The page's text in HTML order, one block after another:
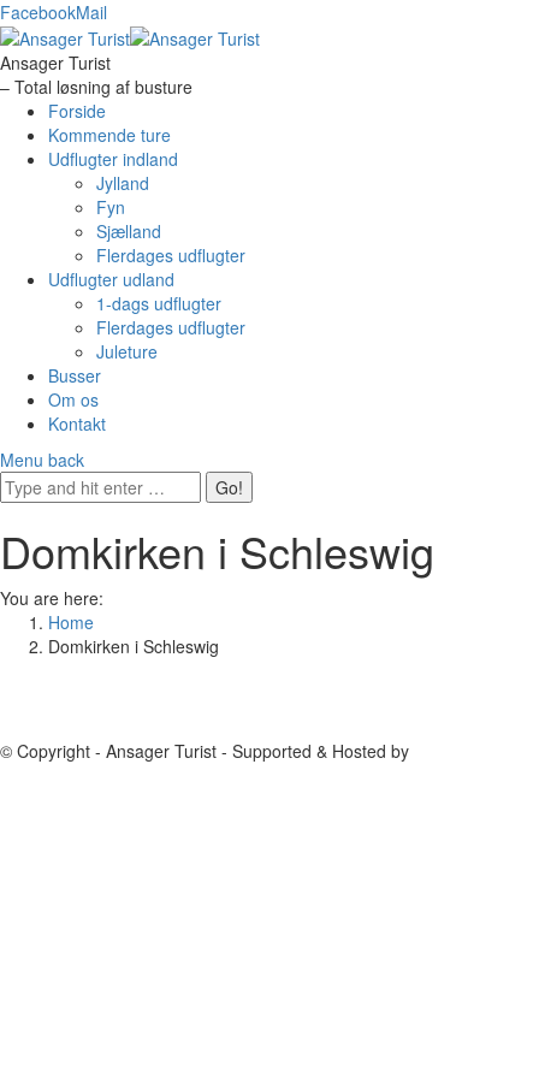
FacebookMail
Ansager Turist
– Total løsning af busture
Forside
Kommende ture
Udflugter indland
Jylland
Fyn
Sjælland
Flerdages udflugter
Udflugter udland
1-dags udflugter
Flerdages udflugter
Juleture
Busser
Om os
Kontakt
Menu back
Domkirken i Schleswig
You are here:
Home
Domkirken i Schleswig
© Copyright - Ansager Turist - Supported & Hosted by